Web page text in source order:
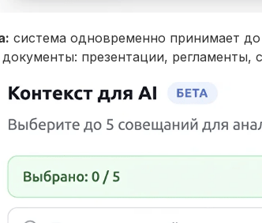
система одновременно принимает
презентации, регламенты,